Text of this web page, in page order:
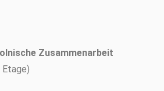
Zusammenarbeit
Etage)